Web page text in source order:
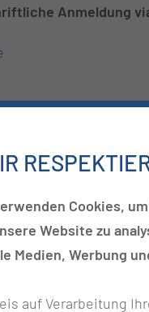
Anmeldung
für die
ist nicht begrenzt.
Cookies,
Website zu
Medien, Werbung
auf Verarbeitung